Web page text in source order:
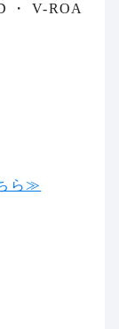
・ V-ROA
ら≫